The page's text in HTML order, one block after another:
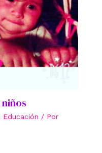
Educación / Por